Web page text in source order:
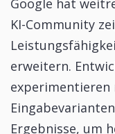
KI-Community
erweitern.
experimentieren
Ergebnisse, um